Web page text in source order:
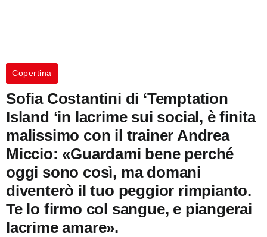
Copertina
Sofia Costantini di ‘Temptation
Island ‘in lacrime sui social, è finita
malissimo con il trainer Andrea
Miccio: «Guardami bene perché
oggi sono così, ma domani
diventerò il tuo peggior rimpianto.
Te lo firmo col sangue, e piangerai
lacrime amare».